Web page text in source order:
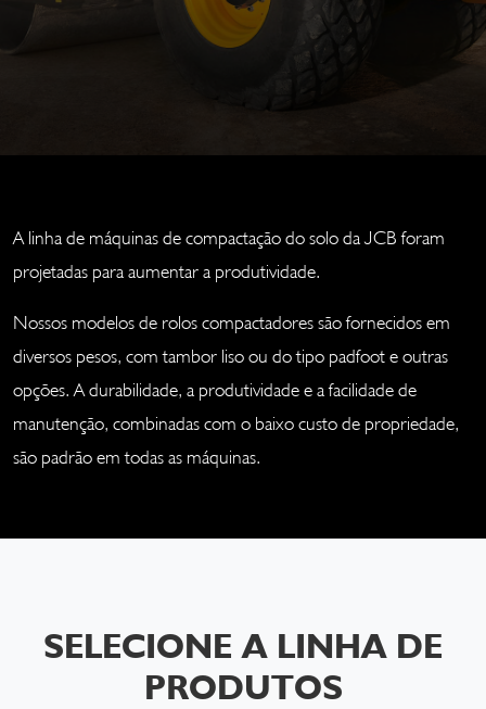
A linha de máquinas de compactação do solo da JCB foram
projetadas para aumentar a produtividade.
Nossos modelos de rolos compactadores são fornecidos em
diversos pesos, com tambor liso ou do tipo padfoot e outras
opções. A durabilidade, a produtividade e a facilidade de
manutenção, combinadas com o baixo custo de propriedade,
são padrão em todas as máquinas.
SELECIONE A LINHA DE
PRODUTOS